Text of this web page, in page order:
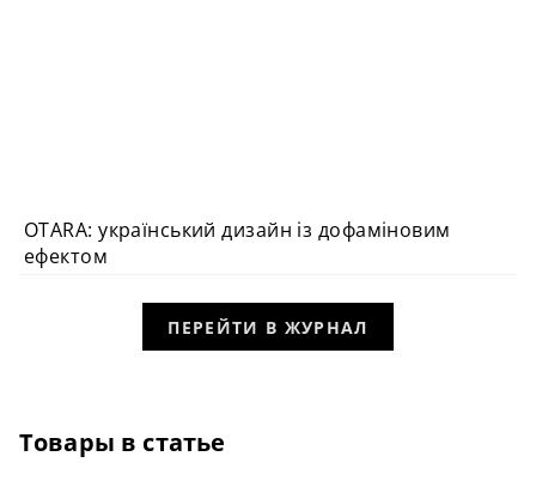
OTARA: український дизайн із дофаміновим
ефектом
ПЕРЕЙТИ В ЖУРНАЛ
Товары в статье